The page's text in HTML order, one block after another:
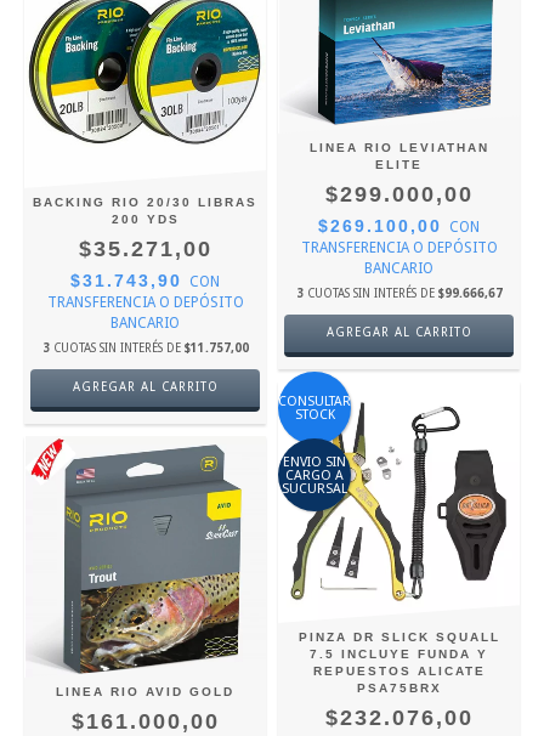
BACKING RIO 20/30 LIBRAS
200 YDS
$35.271,00
$31.743,90
CON
TRANSFERENCIA O DEPÓSITO
BANCARIO
3 CUOTAS SIN INTERÉS DE $11.757,00
AGREGAR AL CARRITO
LINEA RIO LEVIATHAN
ELITE
$299.000,00
$269.100,00
CON
TRANSFERENCIA O DEPÓSITO
BANCARIO
3 CUOTAS SIN INTERÉS DE $99.666,67
AGREGAR AL CARRITO
LINEA RIO AVID GOLD
$161.000,00
CONSULTAR
STOCK
ENVIO SIN
CARGO A
SUCURSAL
PINZA DR SLICK SQUALL
7.5 INCLUYE FUNDA Y
REPUESTOS ALICATE
PSA75BRX
$232.076,00